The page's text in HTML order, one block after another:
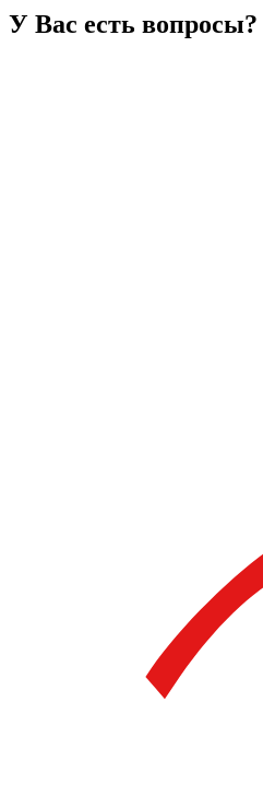
У Вас есть вопросы?